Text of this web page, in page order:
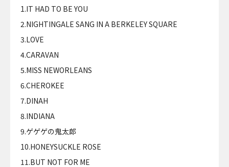
1.IT HAD TO BE YOU
2.NIGHTINGALE SANG IN A BERKELEY SQUARE
3.LOVE
4.CARAVAN
5.MISS NEWORLEANS
6.CHEROKEE
7.DINAH
8.INDIANA
9.ゲゲゲの鬼太郎
10.HONEYSUCKLE ROSE
11.BUT NOT FOR ME